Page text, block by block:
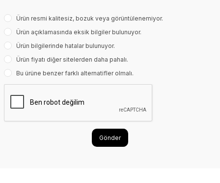
Ürün resmi kalitesiz, bozuk veya görüntülenemiyor.
Ürün açıklamasında eksik bilgiler bulunuyor.
Ürün bilgilerinde hatalar bulunuyor.
Ürün fiyatı diğer sitelerden daha pahalı.
Bu ürüne benzer farklı alternatifler olmalı.
Gönder